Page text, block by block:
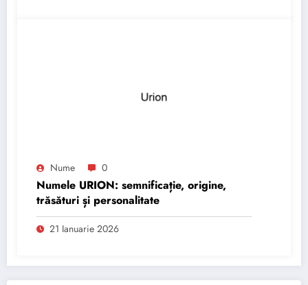
Nume 0
Numele URION: semnificație, origine,
trăsături și personalitate
21 Ianuarie 2026